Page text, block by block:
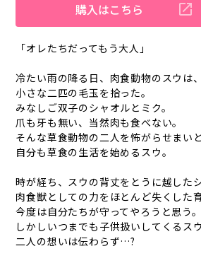
購入はこちら
「オレたちだってもう大人」
冷たい雨の降る日、肉食動物のスウは、
小さな二匹の毛玉を拾った。
みなしご双子のシャオルとミク。
爪も牙も無い、当然肉も食べない。
そんな草食動物の二人を怖がらせまいと
自分も草食の生活を始めるスウ。
時が経ち、スウの背丈をとうに越した
肉食獣としての力をほとんど失くした
今度は自分たちが守ってやろうと思う。
しかしいつまでも子供扱いしてくるス
二人の想いは伝わらず…?